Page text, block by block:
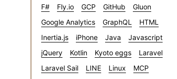
F#
Fly.io GCP GitHub
Gluon
Google Analytics
GraphQL
HTML
Inertia.js
iPhone Java
Javascript
jQuery
Kotlin Kyoto eggs
Laravel
Laravel Sail
LINE Linux MCP